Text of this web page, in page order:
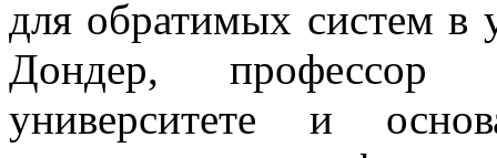
для обратимых систем в
Дондер,
университете и